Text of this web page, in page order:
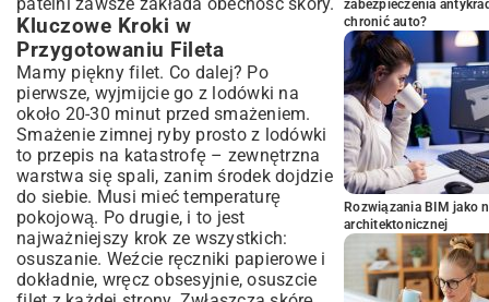
Kluczowe Kroki w
Przygotowaniu Fileta
Mamy piękny filet. Co dalej? Po
pierwsze, wyjmijcie go z lodówki na
około 20-30 minut przed smażeniem.
Smażenie zimnej ryby prosto z lodówki
to przepis na katastrofę – zewnętrzna
warstwa się spali, zanim środek dojdzie
do siebie. Musi mieć temperaturę
pokojową. Po drugie, i to jest
najważniejszy krok ze wszystkich:
osuszanie. Weźcie ręczniki papierowe i
dokładnie, wręcz obsesyjnie, osuszcie
zabezpieczenia
chronić auto?
Rozwiązania BIM jako
architektonicznej